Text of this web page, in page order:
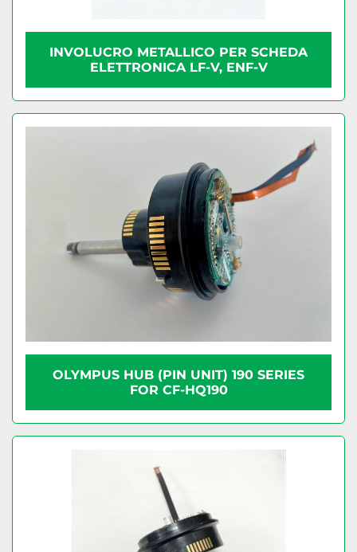
INVOLUCRO METALLICO PER SCHEDA
ELETTRONICA LF-V, ENF-V
OLYMPUS HUB (PIN UNIT) 190 SERIES
FOR CF-HQ190